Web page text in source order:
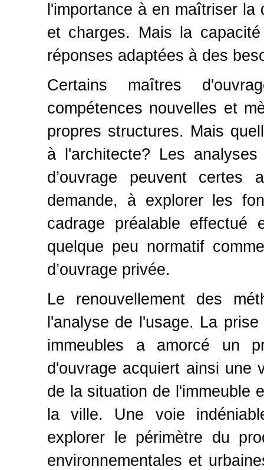
l'importance à en maîtriser
et charges. Mais la
réponses adaptées à des
Certains maîtres
compétences nouvelles et
propres structures. Mais
à l'architecte? Les
d’ouvrage peuvent certes
demande, à explorer les
cadrage préalable effectué
quelque peu normatif
d’ouvrage privée.
Le renouvellement des
l'analyse de l'usage. La
immeubles a amorcé un
d'ouvrage acquiert ainsi une
de la situation de l'immeuble
la ville. Une voie
explorer le périmètre du
environnementales et